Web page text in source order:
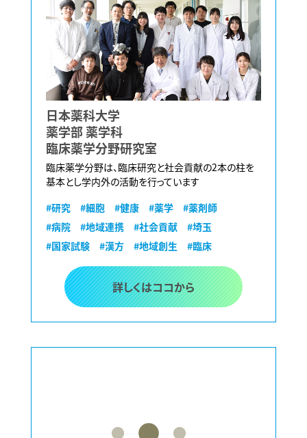
日本薬科大学
薬学部 薬学科
臨床薬学分野研究室
臨床薬学分野は、臨床研究と社会貢献の2本の柱を
基本とし学内外の活動を行っています
#研究
#細胞 #健康 #薬学
#薬剤師
#病院
#地域連携 #社会貢献
#埼玉
#国家試験
#漢方 #地域創生 #臨床
詳しくはココから